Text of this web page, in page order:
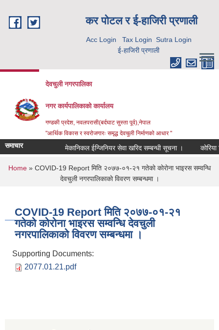
कर पाेटल र ई-हाजिरी प्रणाली
Acc Login Tax Login Sutra Login
ई-हाजिरी प्रणाली
देवचुली नगरपालिका
नगर कार्यपालिकाको कार्यालय
गण्डकी प्रदेश, नवलपरासी(बर्दघाट सुस्ता पूर्व),नेपाल
"आर्थिक विकास र स्वरोजगारः समृद्ध देवचुली निर्माणको आधार "
समाचार मेकानिकल ईन्जिनियर सेवा खरिद सम्बन्धी सूचना ।
You are here
Home » COVID-19 Report मिति २०७७-०१-२१ गतेकाे काेराेना भाइरस सम्वन्धि
देवचुली नगरपालिकाकाे विवरण सम्बन्धमा ।
COVID-19 Report मिति २०७७-०१-२१
गतेकाे काेराेना भाइरस सम्वन्धि देवचुली
नगरपालिकाकाे विवरण सम्बन्धमा ।
Supporting Documents:
2077.01.21.pdf